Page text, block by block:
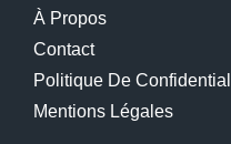
À Propos
Contact
Politique De
Mentions Légales